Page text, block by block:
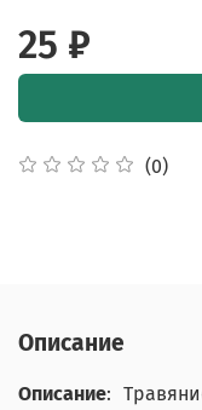
(0)
25 ₽
Описание
Описание: